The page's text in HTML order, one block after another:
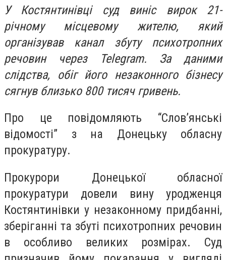
У Костянтинівці суд виніс вирок 21-
річному місцевому жителю, який
організував канал збуту психотропних
речовин через Telegram. За даними
слідства, обіг його незаконного бізнесу
сягнув близько 800 тисяч гривень.
Про це повідомляють “Слов’янські
відомості” з на Донецьку обласну
прокуратуру.
Прокурори Донецької обласної
прокуратури довели вину уродженця
Костянтинівки у незаконному придбанні,
зберіганні та збуті психотропних речовин
в особливо великих розмірах. Суд